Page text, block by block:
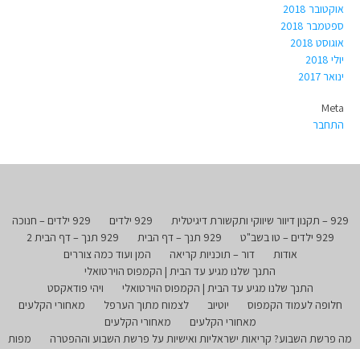
אוקטובר 2018
ספטמבר 2018
אוגוסט 2018
יולי 2018
ינואר 2017
Meta
התחבר
929 – תקנון דיוור שיווקי ותקשורת דיגיטלית 929 ילדים
929 ילדים – חנוכה
929 ילדים – טו בשב"ט
929 תנך – דף הבית
929 תנך – דף הבית 2
אודות
דור – תוכניות קריאה
המן ועוד כמה צוררים
התנך שלנו מגיע עד הבית | הקמפוס הוירטואלי
התנך שלנו מגיע עד הבית | הקמפוס הוירטואלי
ויהי פודאקסט
חלופה לעמוד הקמפוס
יוטיוב לצמוח מתוך הערפל
מאחורי הקלעים
מאחורי הקלעים
מאחורי הקלעים
מה פרשת השבוע? קריאות ישראליות ואישיות על פרשת השבוע וההפטרה
מפות